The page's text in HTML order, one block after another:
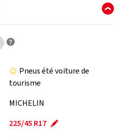
Pneus été voiture de
tourisme
MICHELIN
225/45 R17